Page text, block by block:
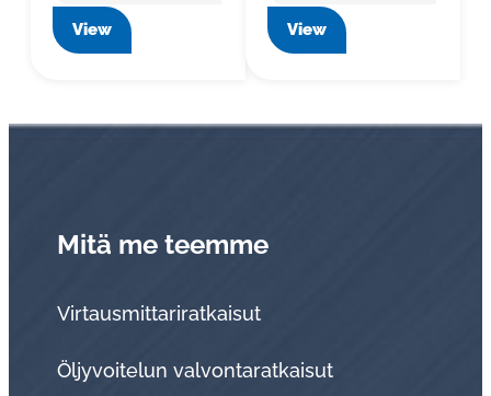
View View
Mitä me teemme
Virtausmittariratkaisut
Öljyvoitelun valvontaratkaisut